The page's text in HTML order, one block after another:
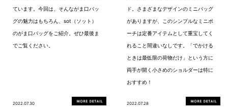
ています。今回は、そんながま口バッ
グの魅力はもちろん、sot（ソット）
のがま口バッグをご紹介。ぜひ最後ま
でご覧ください。
2022.07.30
ド。さまざまなデザインのミニバッグ
がありますが、このシンプルなミニポ
ーチは定番アイテムとして重宝してく
れること間違いなしです。「でかける
ときは最低限の荷物だけ」という方に
両手が開く小さめのショルダーは特に
おすすめ！
2022.07.28